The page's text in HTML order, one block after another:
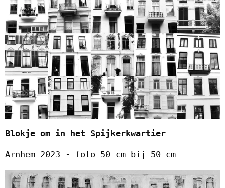
Blokje om in het Spijkerkwartier
Arnhem 2023 - foto 50 cm bij 50 cm